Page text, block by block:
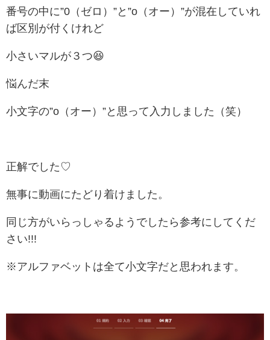
番号の中に”0（ゼロ）”と”o（オー）”が混在していれ
ば区別が付くけれど
小さいマルが３つ😆
悩んだ末
小文字の”o（オー）”と思って入力しました（笑）
正解でした♡
無事に動画にたどり着けました。
同じ方がいらっしゃるようでしたら参考にしてくだ
さい!!!
※アルファベットは全て小文字だと思われます。